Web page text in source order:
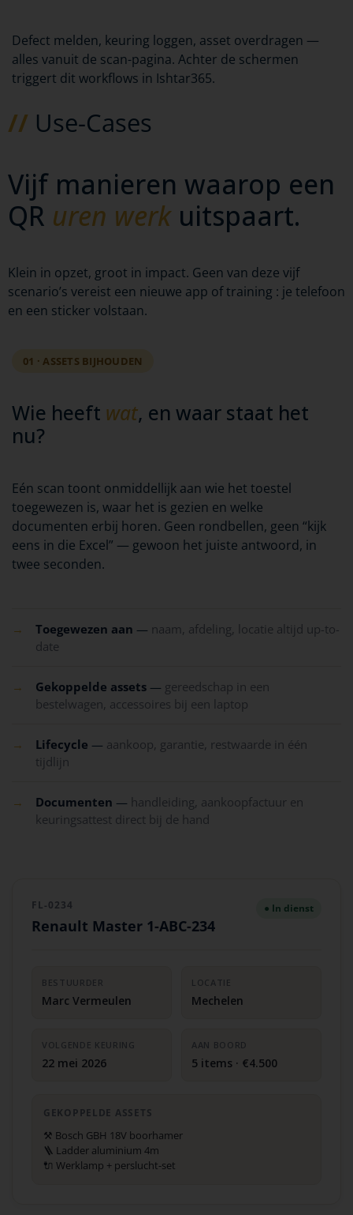
Defect melden, keuring loggen, asset overdragen —
alles vanuit de scan-pagina. Achter de schermen
triggert dit workflows in Ishtar365.
// Use-Cases
Vijf manieren waarop een
QR uren werkuitspaart.
Klein in opzet, groot in impact. Geen van deze vijf
scenario’s vereist een nieuwe app of training : je telefoon
en een sticker volstaan.
01 · ASSETS BIJHOUDEN
Wie heeft wat, en waar staat het
nu?
Eén scan toont onmiddellijk aan wie het toestel
toegewezen is, waar het is gezien en welke
documenten erbij horen. Geen rondbellen, geen “kijk
eens in die Excel” — gewoon het juiste antwoord, in
twee seconden.
→ Toegewezen aan — naam, afdeling, locatie altijd up-to-
date
→ Gekoppelde assets — gereedschap in een
bestelwagen, accessoires bij een laptop
→ Lifecycle — aankoop, garantie, restwaarde in één
tijdlijn
→ Documenten — handleiding, aankoopfactuur en
keuringsattest direct bij de hand
FL-0234
Renault Master 1-ABC-234
● In dienst
BESTUURDER
Marc Vermeulen
LOCATIE
Mechelen
VOLGENDE KEURING
22 mei 2026
AAN BOORD
5 items · €4.500
GEKOPPELDE ASSETS
⚒ Bosch GBH 18V boorhamer
🪜 Ladder aluminium 4m
🔌 Werklamp + perslucht-set